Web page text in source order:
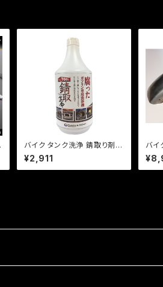
バイク タンク洗浄 錆取り剤 /
錆取革命シリーズ 腐ったガソ
リンの洗浄剤
¥2,911
バイ
長さ
タイ
チ